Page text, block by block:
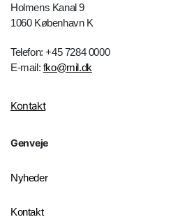
Holmens Kanal 9
1060 København K
Telefon: +45 7284 0000
E-mail: fko@mil.dk
Kontakt
Genveje
Nyheder
Kontakt